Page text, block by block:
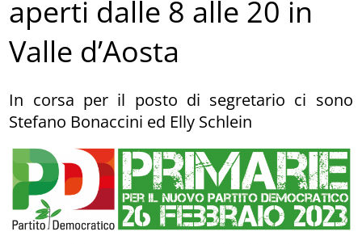
aperti dalle 8 alle 20 in
Valle d’Aosta
In corsa per il posto di segretario ci sono
Stefano Bonaccini ed Elly Schlein